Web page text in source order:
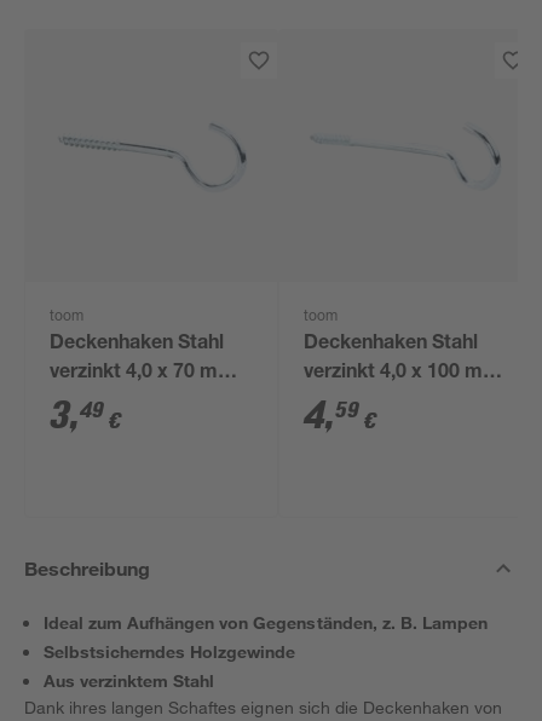
toom
Deckenhaken Stahl
verzinkt 4,0 x 70 mm 4
Stück
3,49 €
toom
Deckenhaken Stahl
verzinkt 4,0 x 100 mm
4 Stück
4,59 €
Beschreibung
Ideal zum Aufhängen von Gegenständen, z. B. Lampen
Selbstsicherndes Holzgewinde
Aus verzinktem Stahl
Dank ihres langen Schaftes eignen sich die Deckenhaken von